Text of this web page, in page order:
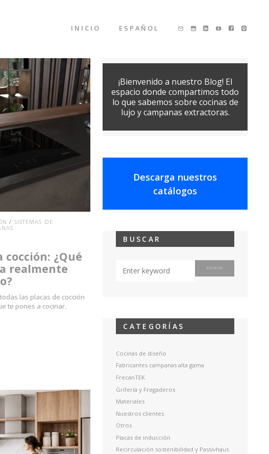
INICIO ESPAÑOL
/ SISTEMAS DE
cocción: ¿Qué
realmente
las placas de cocción
te pones a cocinar.
¡Bienvenido a nuestro Blog! El
espacio donde compartimos todo
lo que sabemos sobre cocinas de
lujo y campanas extractoras.
Descarga nuestros
catálogos
BUSCAR
CATEGORÍAS
Cocinas de diseño
Fabricantes campanas alta gama
FrecanTEK
Grifería y Fregaderos
Materiales
Nuestros clientes
Otros
Placas de inducción
Recirculación sostenibilidad y Passivhaus